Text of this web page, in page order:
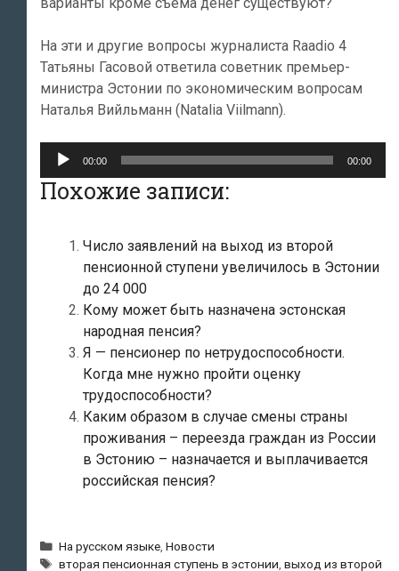
На эти и другие вопросы журналиста Raadio 4
Татьяны Гасовой ответила советник премьер-
министра Эстонии по экономическим вопросам
Наталья Вийльманн (Natalia Viilmann).
Аудиоплеер
00:00 00:00
Похожие записи:
Число заявлений на выход из второй
пенсионной ступени увеличилось в Эстонии
до 24 000
Кому может быть назначена эстонская
народная пенсия?
Я — пенсионер по нетрудоспособности.
Когда мне нужно пройти оценку
трудоспособности?
Каким образом в случае смены страны
проживания – переезда граждан из России
в Эстонию – назначается и выплачивается
российская пенсия?
Рубрики
На русском языке ,Новости
Метки
вторая пенсионная ступень в эстонии ,выход из второй